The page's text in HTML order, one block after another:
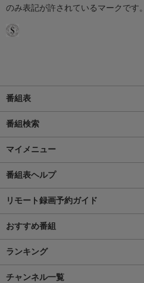
のみ表記が許されているマークです。
番組表
番組検索
マイメニュー
番組表ヘルプ
リモート録画予約ガイド
おすすめ番組
ランキング
チャンネル一覧